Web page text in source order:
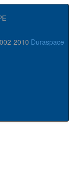
2010 Duraspace